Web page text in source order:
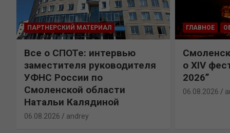
ПАРТНЕРСКИЙ МАТЕРИАЛ
Все о СПОТе: интервью
заместителя руководителя
УФНС России по
Смоленской области
Натальи Калядиной
06.08.2026 andrey
ГЛАВНОЕ
о XIV
2026”
06.08.2026